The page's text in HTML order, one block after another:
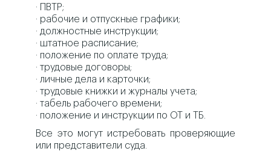
· ПВТР;
· рабочие и отпускные графики;
· должностные инструкции;
· штатное расписание;
· положение по оплате труда;
· трудовые договоры;
· личные дела и карточки;
· трудовые книжки и журналы учета;
· табель рабочего времени;
· положение и инструкции по ОТ и ТБ.
Все это могут истребовать проверяющие
или представители суда.